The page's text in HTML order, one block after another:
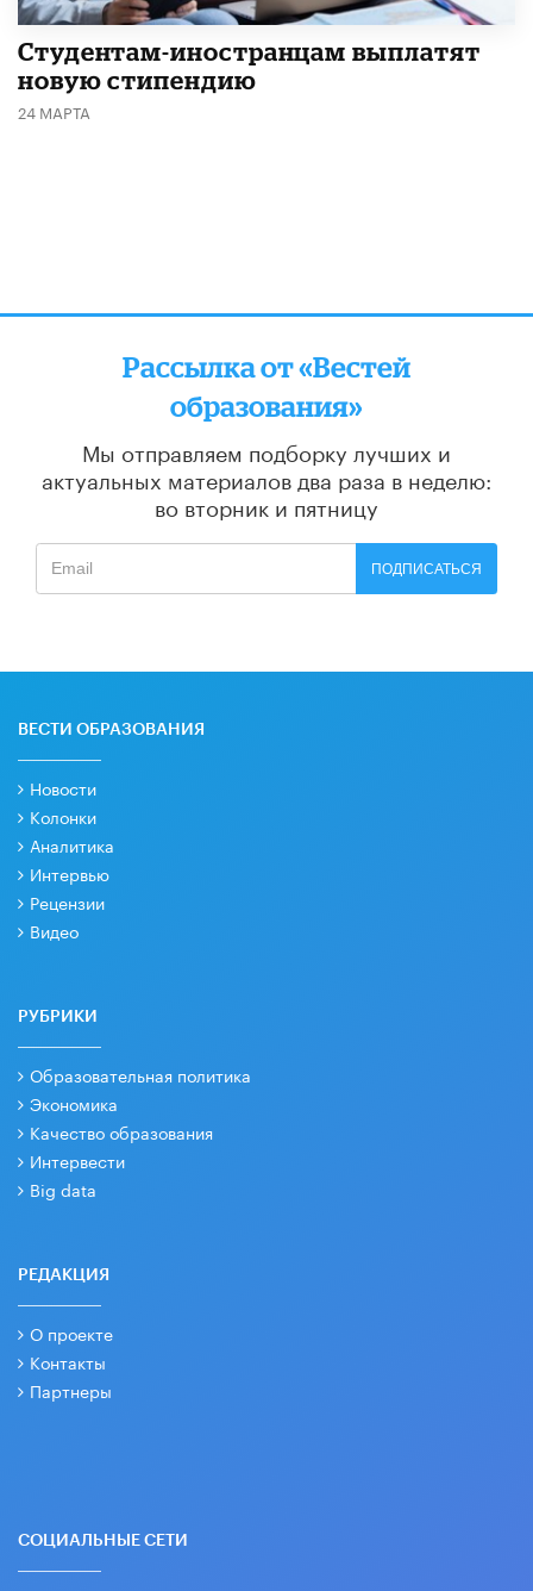
Студентам-иностранцам выплатят
новую стипендию
24 МАРТА
Рассылка от «Вестей
образования»
Мы отправляем подборку лучших и
актуальных материалов два раза в неделю:
во вторник и пятницу
ПОДПИСАТЬСЯ
ВЕСТИ ОБРАЗОВАНИЯ
Новости
Колонки
Аналитика
Интервью
Рецензии
Видео
РУБРИКИ
Образовательная политика
Экономика
Качество образования
Интервести
Big data
РЕДАКЦИЯ
О проекте
Контакты
Партнеры
СОЦИАЛЬНЫЕ СЕТИ